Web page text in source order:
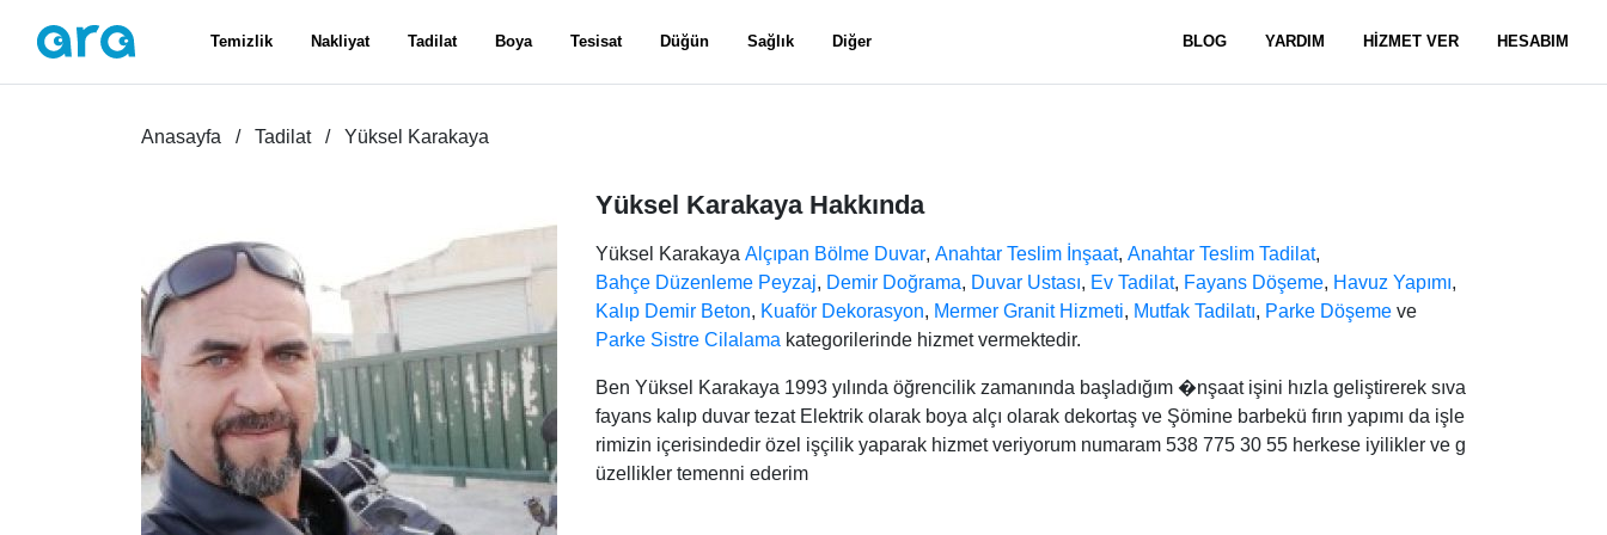
Temizlik Nakliyat Tadilat Boya Tesisat Düğün Sağlık Diğer BLOG YARDIM HİZMET VER HESABIM
Anasayfa Tadilat Yüksel Karakaya
Yüksel Karakaya Hakkında
Yüksel Karakaya Alçıpan Bölme Duvar, Anahtar Teslim İnşaat, Anahtar Teslim Tadilat,
Bahçe Düzenleme Peyzaj, Demir Doğrama, Duvar Ustası, Ev Tadilat, Fayans Döşeme, Havuz Yapımı,
Kalıp Demir Beton, Kuaför Dekorasyon, Mermer Granit Hizmeti, Mutfak Tadilatı, Parke Döşeme ve
Parke Sistre Cilalama kategorilerinde hizmet vermektedir.
Ben Yüksel Karakaya 1993 yılında öğrencilik zamanında başladığım �nşaat işini hızla geliştirerek sıva
fayans kalıp duvar tezat Elektrik olarak boya alçı olarak dekortaş ve Şömine barbekü fırın yapımı da işle
rimizin içerisindedir özel işçilik yaparak hizmet veriyorum numaram 538 775 30 55 herkese iyilikler ve g
üzellikler temenni ederim